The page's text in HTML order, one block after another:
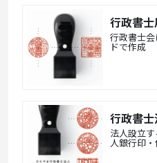
行政書
行政書士
ドで作成
行政書
法人設立
人銀行印